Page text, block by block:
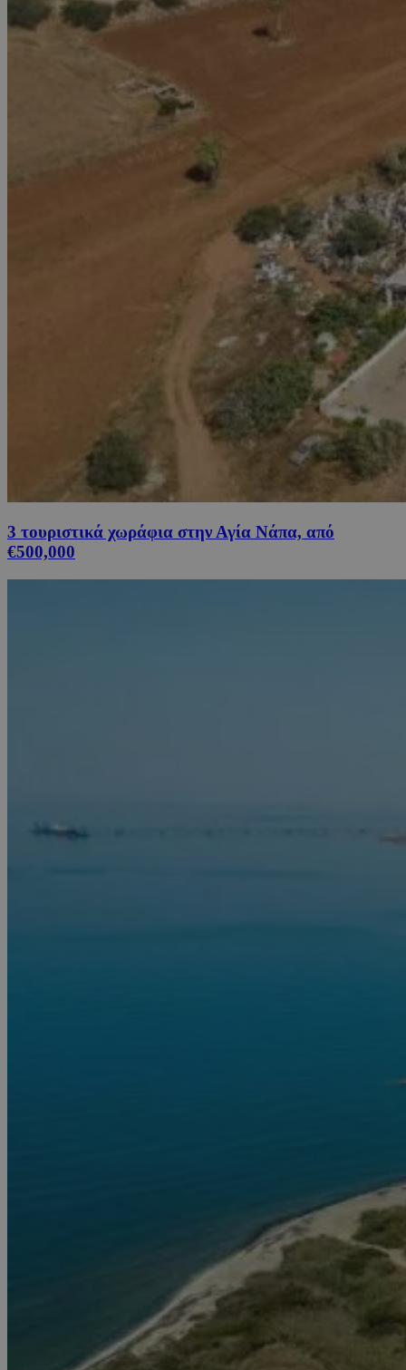
3 τουριστικά χωράφια στην Αγία Νάπα, από
€500,000